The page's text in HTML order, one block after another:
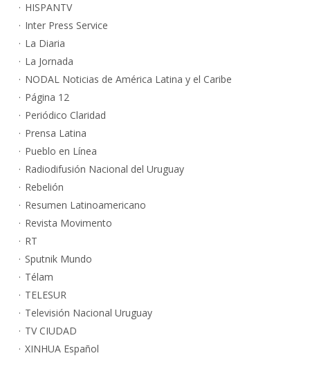
HISPANTV
Inter Press Service
La Diaria
La Jornada
NODAL Noticias de América Latina y el Caribe
Página 12
Periódico Claridad
Prensa Latina
Pueblo en Línea
Radiodifusión Nacional del Uruguay
Rebelión
Resumen Latinoamericano
Revista Movimento
RT
Sputnik Mundo
Télam
TELESUR
Televisión Nacional Uruguay
TV CIUDAD
XINHUA Español